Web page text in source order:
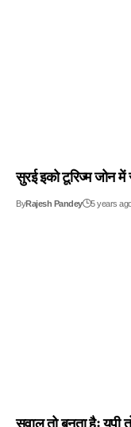
सुरई इको टूरिज्म जोन में
ByRajesh Pandey 5 years